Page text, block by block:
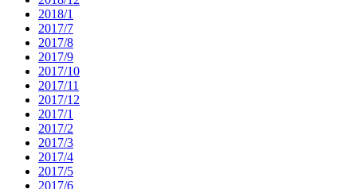
2018/1
2017/7
2017/8
2017/9
2017/10
2017/11
2017/12
2017/1
2017/2
2017/3
2017/4
2017/5
2017/6